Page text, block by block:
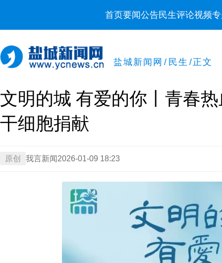
首页要闻公告民生评论视频
盐城新闻网 / 民生 /正文
文明的城 有爱的你丨青春
干细胞捐献
原创 我言新闻 2026-01-09 18:23